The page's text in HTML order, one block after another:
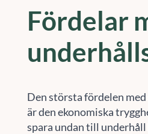
Fördelar
Den största fördelen
är den ekonomiska
spara undan till underhåll